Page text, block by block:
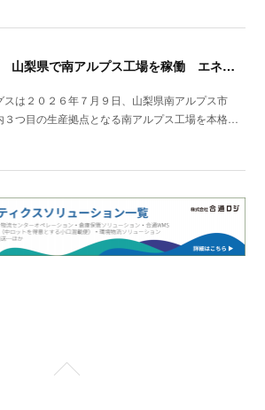
【環 境】コーセー 山梨県で南アルプス工場を稼働 エネルギーの地産地消モデル推進
スは２０２６年７月９日、山梨県南アルプス市
３つ目の生産拠点となる南アルプス工場を本格…